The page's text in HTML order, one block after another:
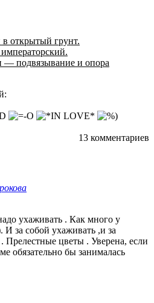
открытый грунт.
— подвязывание и опора
13 комментариев
ухаживать . Как много у
за собой ухаживать ,и за
Прелестные цветы . Уверена, если
обязательно бы занималась